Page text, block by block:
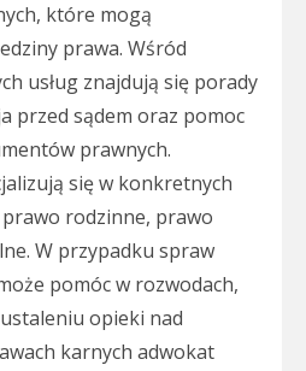
które mogą
prawa. Wśród
usług znajdują się porady
przed sądem oraz pomoc
prawnych.
się w konkretnych
rodzinne, prawo
W przypadku spraw
pomóc w rozwodach,
opieki nad
karnych adwokat